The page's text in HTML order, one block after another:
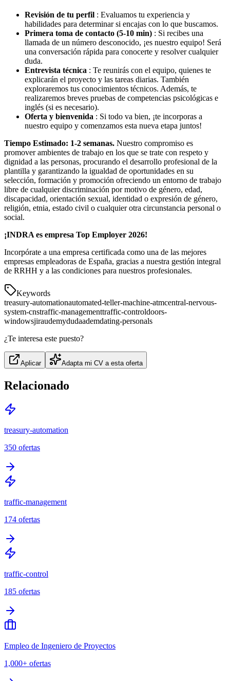
Revisión de tu perfil : Evaluamos tu experiencia y
habilidades para determinar si encajas con lo que buscamos.
Primera toma de contacto (5-10 min) : Si recibes una
llamada de un número desconocido, ¡es nuestro equipo! Será
una conversación rápida para conocerte y resolver cualquier
duda.
Entrevista técnica : Te reunirás con el equipo, quienes te
explicarán el proyecto y las tareas diarias. También
exploraremos tus conocimientos técnicos. Además, te
realizaremos breves pruebas de competencias psicológicas e
inglés (si es necesario).
Oferta y bienvenida : Si todo va bien, ¡te incorporas a
nuestro equipo y comenzamos esta nueva etapa juntos!
Tiempo Estimado: 1-2 semanas. Nuestro compromiso es
promover ambientes de trabajo en los que se trate con respeto y
dignidad a las personas, procurando el desarrollo profesional de la
plantilla y garantizando la igualdad de oportunidades en su
selección, formación y promoción ofreciendo un entorno de trabajo
libre de cualquier discriminación por motivo de género, edad,
discapacidad, orientación sexual, identidad o expresión de género,
religión, etnia, estado civil o cualquier otra circunstancia personal o
social.
¡INDRA es empresa Top Employer 2026!
Incorpórate a una empresa certificada como una de las mejores
empresas empleadoras de España, gracias a nuestra gestión integral
de RRHH y a las condiciones para nuestros profesionales.
Keywords
treasury-automationautomated-teller-machine-atmcentral-nervous-
system-cnstraffic-managementtraffic-controldoors-
windowsjiraudemydudaademdating-personals
¿Te interesa este puesto?
Aplicar Adapta mi CV a esta oferta
Relacionado
treasury-automation
350 ofertas
traffic-management
174 ofertas
traffic-control
185 ofertas
Empleo de Ingeniero de Proyectos
1,000+ ofertas